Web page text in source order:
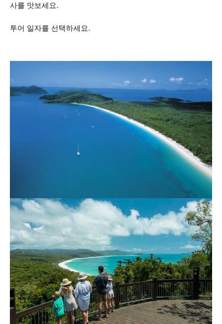
사를 맛보세요.
투어 일자를 선택하세요.